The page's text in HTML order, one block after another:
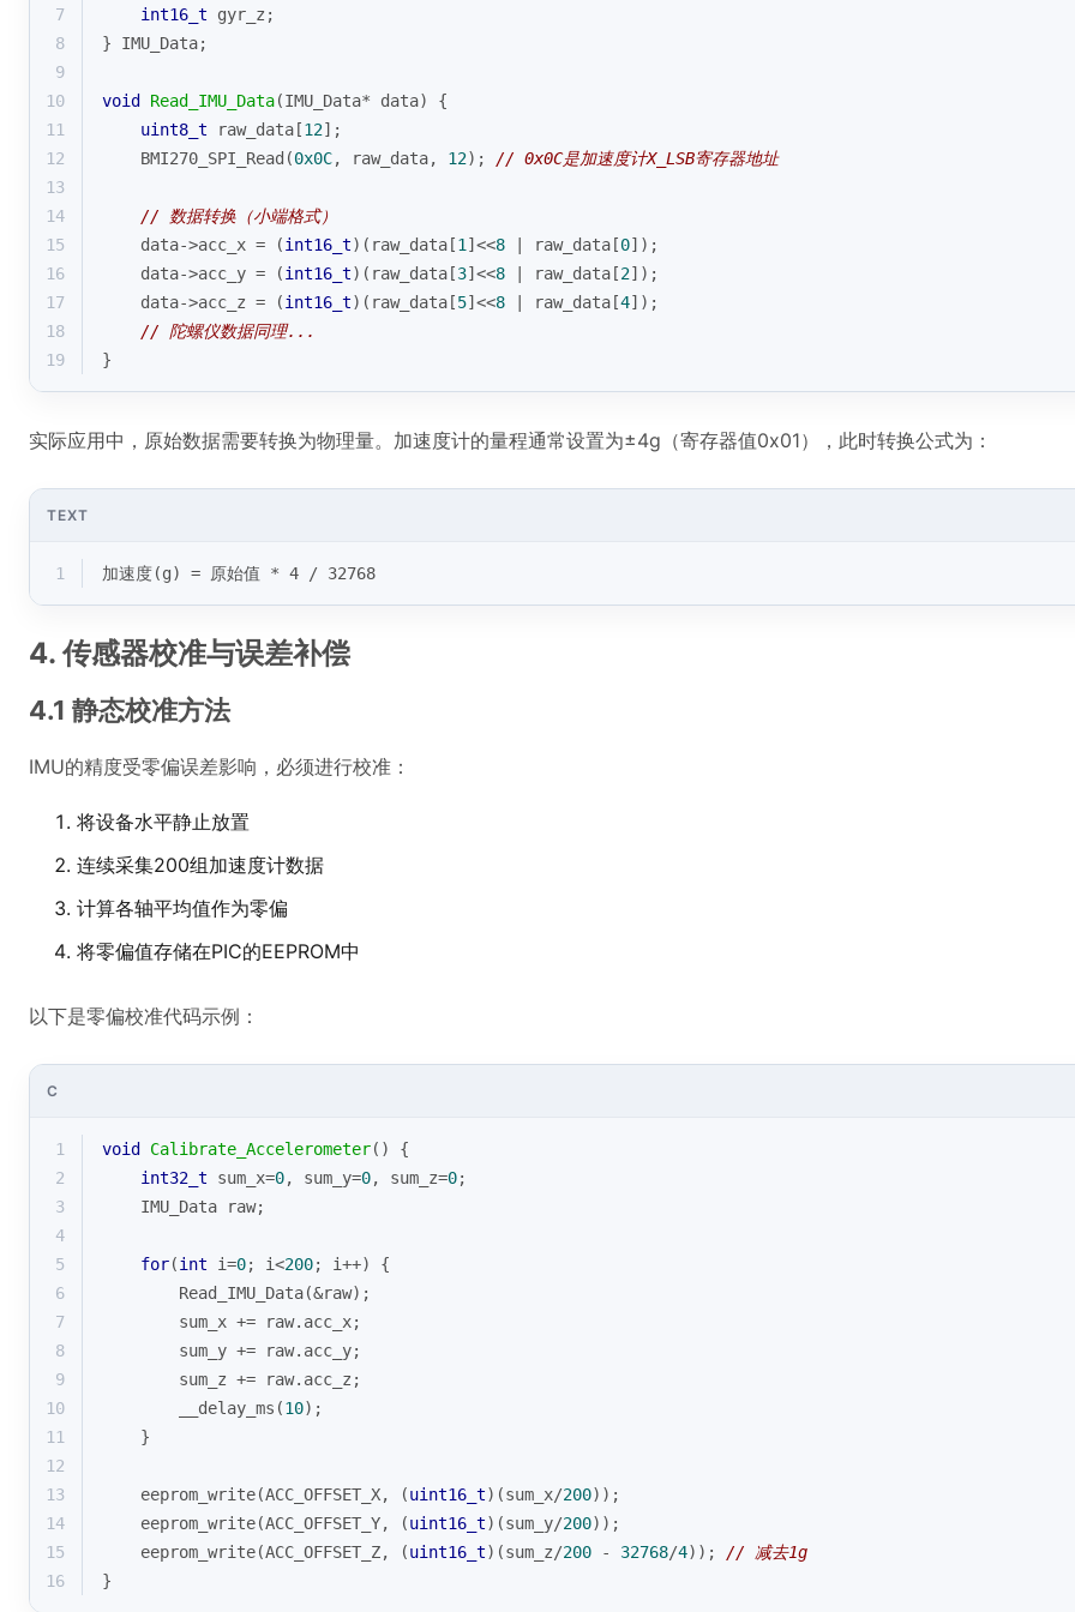
7
int16_t gyr_z;
8
} IMU_Data;
9
10
void Read_IMU_Data(IMU_Data* data)
{
11
uint8_t raw_data[12];
12
    BMI270_SPI_Read(
0x0C, raw_data, 12); // 0x0C是加速度计X_LSB寄存器地址
13
14
// 数据转换（小端格式）
15
    data->acc_x = (
int16_t)(raw_data[1 ]<<8 | raw_data[0]);
16
    data->acc_y = (
int16_t)(raw_data[3]<<8 | raw_data[2]);
17
    data->acc_z = (
int16_t)(raw_data[5]<<8 | raw_data[4]);
18
// 陀螺仪数据同理...
19
}
实际应用中，原始数据需要转换为物理量。加速度计的量程通常设置为±4g（寄存器值0x01），此时转换公式为：
TEXT
1 加速度(g) = 原始值 * 4 / 32768
4. 传感器校准与误差补偿
4.1 静态校准方法
IMU的精度受零偏误差影响，必须进行校准：
将设备水平静止放置
连续采集200组加速度计数据
计算各轴平均值作为零偏
将零偏值存储在PIC的EEPROM中
以下是零偏校准代码示例：
C
1 void Calibrate_Accelerometer()
{
2
int32_t sum_x=0, sum_y=0, sum_z=0;
3
    IMU_Data raw;
4
5
for(int i=0; i<200; i++) {
6
        Read_IMU_Data(&raw);
7
        sum_x += raw.acc_x;
8
        sum_y += raw.acc_y;
9
        sum_z += raw.acc_z;
10
        __delay_ms(
10);
11
    }
12
13
    eeprom_write(ACC_OFFSET_X, (
uint16_t)(sum_x/200));
14
    eeprom_write(ACC_OFFSET_Y, (
uint16_t)(sum_y/200));
15
    eeprom_write(ACC_OFFSET_Z, (
uint16_t)(sum_z/200 - 32768/4)); // 减去1g
16
}